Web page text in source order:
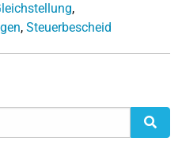
,
, Steuerbescheid